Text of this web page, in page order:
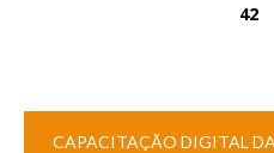
42
CAPACITAÇÃO DIGITAL